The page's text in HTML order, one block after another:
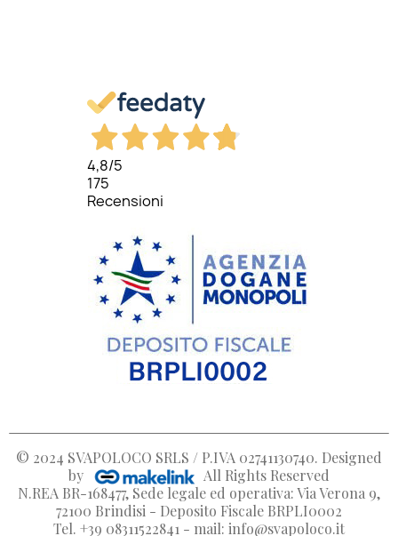
4,8/5
175
Recensioni
© 2024 SVAPOLOCO SRLS / P.IVA 02741130740. Designed
by
All Rights Reserved
N.REA BR-168477, Sede legale ed operativa: Via Verona 9,
72100 Brindisi - Deposito Fiscale BRPLI0002
Tel. +39 08311522841 - mail: info@svapoloco.it